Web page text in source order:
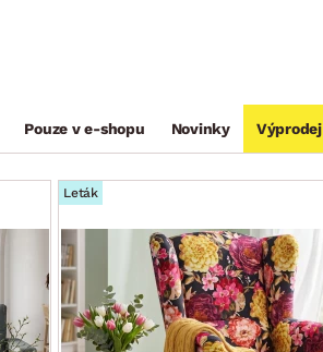
Pouze v e-shopu Novinky Výprodej
Leták